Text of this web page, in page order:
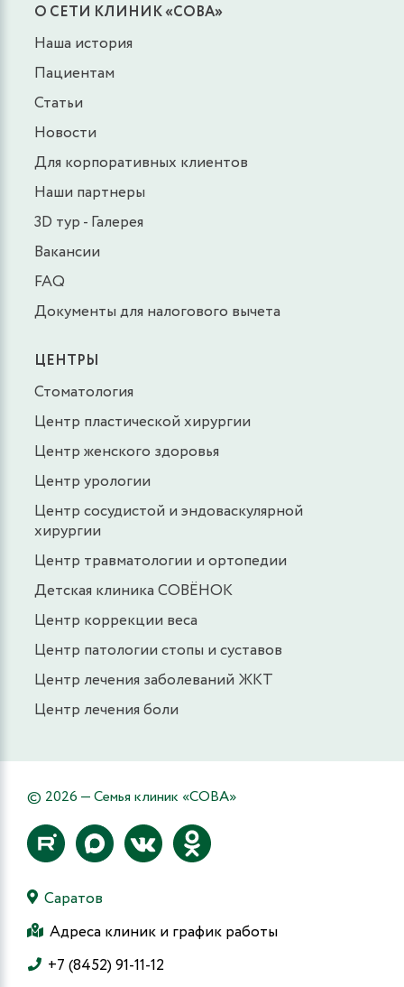
О СЕТИ КЛИНИК «СОВА»
Наша история
Пациентам
Статьи
Новости
Для корпоративных клиентов
Наши партнеры
3D тур - Галерея
Вакансии
FAQ
Документы для налогового вычета
ЦЕНТРЫ
Стоматология
Центр пластической хирургии
Центр женского здоровья
Центр урологии
Центр сосудистой и эндоваскулярной
хирургии
Центр травматологии и ортопедии
Детская клиника СОВЁНОК
Центр коррекции веса
Центр патологии стопы и суставов
Центр лечения заболеваний ЖКТ
Центр лечения боли
© 2026 — Семья клиник «СОВА»
Саратов
Адреса клиник и график работы
+7 (8452) 91-11-12